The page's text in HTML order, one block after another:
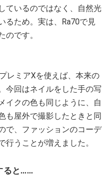
ているのではなく、自然光
るため。実は、Ra70で見
のです。
レミアXを使えば、本来の
今回はネイルをした手の写
イクの色も同じように、自
も屋外で撮影したときと同
で、ファッションのコーデ
行うことが増えました。
ると……